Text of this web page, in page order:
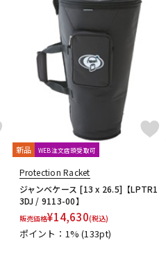
パーカッション
電子ピアノ
その他楽器
エフェクター
DTM
新品 WEB注文店頭受取可
Protection Racket
ジャンベケース [13 x 26.5]【LPTR1
3DJ / 9113-00】
販売価格¥14,630(税込)
ポイント：1%(133pt)